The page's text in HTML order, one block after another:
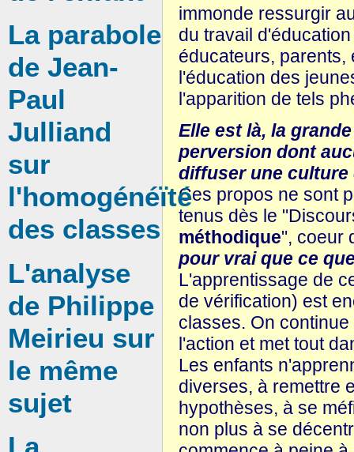
immonde ressurgir
du travail
éducateurs, parents,
l'éducation des
l'apparition de tels
Elle est là, la
perversion dont
diffuser une culture
Ces propos ne sont
tenus dès le
méthodique", coeur
pour vrai que ce
L'apprentissage de
de vérification) est
classes. On
l'action et met tout
Les enfants
diverses, à remettre
hypothèses, à se
non plus à se
La parabole
de Jean-
Paul
Julliand
sur
l'homogénéïté
des classes
L'analyse
de Philippe
Meirieu sur
le même
sujet